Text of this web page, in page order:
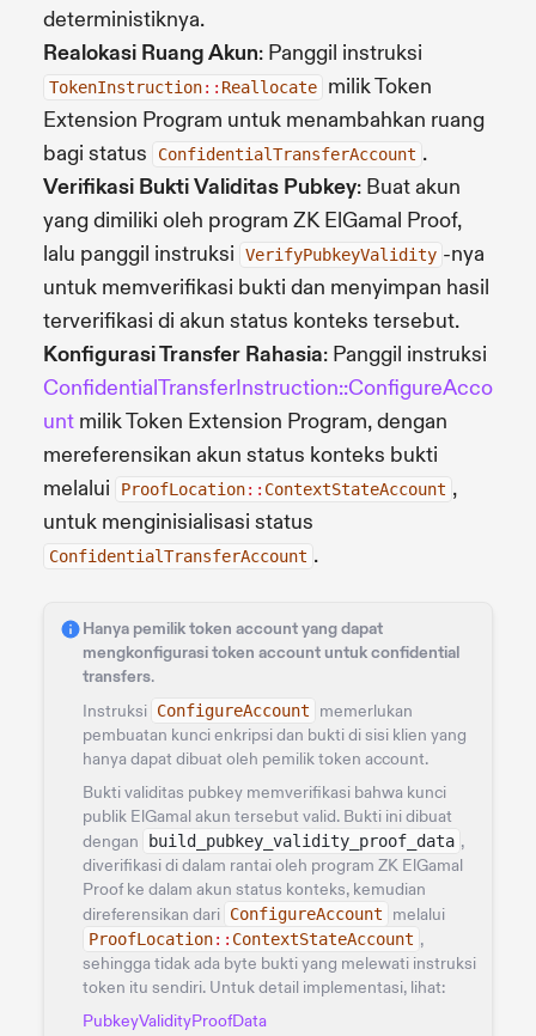
deterministiknya.
Realokasi Ruang Akun: Panggil instruksi
TokenInstruction:: Reallocate
milik Token
Extension Program untuk menambahkan ruang
bagi status
ConfidentialTransferAccount .
Verifikasi Bukti Validitas Pubkey: Buat akun
yang dimiliki oleh program ZK ElGamal Proof,
lalu panggil instruksi
VerifyPubkeyValidity -nya
untuk memverifikasi bukti dan menyimpan hasil
terverifikasi di akun status konteks tersebut.
Konfigurasi Transfer Rahasia: Panggil instruksi
ConfidentialTransferInstruction::ConfigureAcco
unt milik Token Extension Program, dengan
mereferensikan akun status konteks bukti
melalui
ProofLocation:: ContextStateAccount ,
untuk menginisialisasi status
ConfidentialTransferAccount .
Hanya pemilik token account yang dapat
mengkonfigurasi token account untuk confidential
transfers.
Instruksi ConfigureAccount
memerlukan
pembuatan kunci enkripsi dan bukti di sisi klien yang
hanya dapat dibuat oleh pemilik token account.
Bukti validitas pubkey memverifikasi bahwa kunci
publik ElGamal akun tersebut valid. Bukti ini dibuat
dengan
build_pubkey_validity_proof_data ,
diverifikasi di dalam rantai oleh program ZK ElGamal
Proof ke dalam akun status konteks, kemudian
direferensikan dari ConfigureAccount melalui
ProofLocation:: ContextStateAccount ,
sehingga tidak ada byte bukti yang melewati instruksi
token itu sendiri. Untuk detail implementasi, lihat:
PubkeyValidityProofData